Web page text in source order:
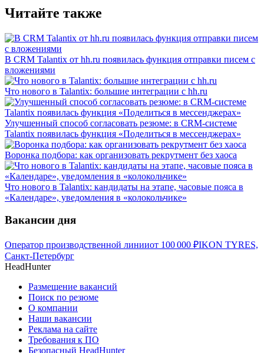
Читайте также
В CRM Talantix от hh.ru появилась функция отправки писем с
вложениями
Что нового в Talantix: большие интеграции с hh.ru
Улучшенный способ согласовать резюме: в CRM-системе
Talantix появилась функция «Поделиться в мессенджерах»
Воронка подбора: как организовать рекрутмент без хаоса
Что нового в Talantix: кандидаты на этапе, часовые пояса в
«Календаре», уведомления в «колокольчике»
Вакансии дня
Оператор производственной линииот 100 000 ₽IKON TYRES,
Санкт-Петербург
HeadHunter
Размещение вакансий
Поиск по резюме
О компании
Наши вакансии
Реклама на сайте
Требования к ПО
Безопасный HeadHunter